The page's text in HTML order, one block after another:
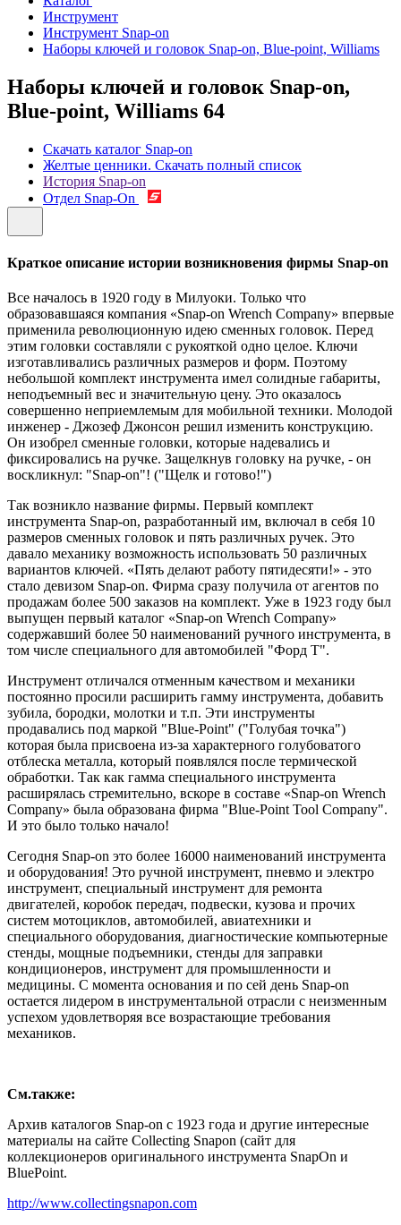
Инструмент
Инструмент Snap-on
Наборы ключей и головок Snap-on, Blue-point, Williams
Наборы ключей и головок Snap-on,
Blue-point, Williams 64
Скачать каталог Snap-on
Желтые ценники. Скачать полный список
История Snap-on
Отдел Snap-On
Краткое описание истории возникновения фирмы Snap-on
Все началось в 1920 году в Милуоки. Только что
образовавшаяся компания «Snap-on Wrench Company» впервые
применила революционную идею сменных головок. Перед
этим головки составляли с рукояткой одно целое. Ключи
изготавливались различных размеров и форм. Поэтому
небольшой комплект инструмента имел солидные габариты,
неподъемный вес и значительную цену. Это оказалось
совершенно неприемлемым для мобильной техники. Молодой
инженер - Джозеф Джонсон решил изменить конструкцию.
Он изобрел сменные головки, которые надевались и
фиксировались на ручке. Защелкнув головку на ручке, - он
воскликнул: "Snap-on"! ("Щелк и готово!")
Так возникло название фирмы. Первый комплект
инструмента Snap-on, разработанный им, включал в себя 10
размеров сменных головок и пять различных ручек. Это
давало механику возможность использовать 50 различных
вариантов ключей. «Пять делают работу пятидесяти!» - это
стало девизом Snap-on. Фирма сразу получила от агентов по
продажам более 500 заказов на комплект. Уже в 1923 году был
выпущен первый каталог «Snap-on Wrench Company»
содержавший более 50 наименований ручного инструмента, в
том числе специального для автомобилей "Форд Т".
Инструмент отличался отменным качеством и механики
постоянно просили расширить гамму инструмента, добавить
зубила, бородки, молотки и т.п. Эти инструменты
продавались под маркой "Blue-Point" ("Голубая точка")
которая была присвоена из-за характерного голубоватого
отблеска металла, который появлялся после термической
обработки. Так как гамма специального инструмента
расширялась стремительно, вскоре в составе «Snap-on Wrench
Company» была образована фирма "Blue-Point Tool Company".
И это было только начало!
Сегодня Snap-on это более 16000 наименований инструмента
и оборудования! Это ручной инструмент, пневмо и электро
инструмент, специальный инструмент для ремонта
двигателей, коробок передач, подвески, кузова и прочих
систем мотоциклов, автомобилей, авиатехники и
специального оборудования, диагностические компьютерные
стенды, мощные подъемники, стенды для заправки
кондиционеров, инструмент для промышленности и
медицины. С момента основания и по сей день Snap-on
остается лидером в инструментальной отрасли с неизменным
успехом удовлетворяя все возрастающие требования
механиков.
См.также:
Архив каталогов Snap-on с 1923 года и другие интересные
материалы на сайте Collecting Snapon (сайт для
коллекционеров оригинального инструмента SnapOn и
BluePoint.
http://www.collectingsnapon.com